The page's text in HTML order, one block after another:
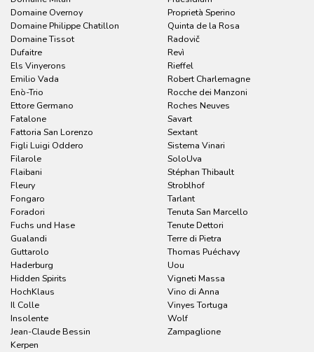
Domaine Overnoy
Domaine Philippe Chatillon
Domaine Tissot
Dufaitre
Els Vinyerons
Emilio Vada
Enò-Trio
Ettore Germano
Fatalone
Fattoria San Lorenzo
Figli Luigi Oddero
Filarole
Flaibani
Fleury
Fongaro
Foradori
Fuchs und Hase
Gualandi
Guttarolo
Haderburg
Hidden Spirits
HochKlaus
Il Colle
Insolente
Jean-Claude Bessin
Kerpen
Proprietà Sperino
Quinta de la Rosa
Radovič
Revì
Rieffel
Robert Charlemagne
Rocche dei Manzoni
Roches Neuves
Savart
Sextant
Sistema Vinari
SoloUva
Stéphan Thibault
Stroblhof
Tarlant
Tenuta San Marcello
Tenute Dettori
Terre di Pietra
Thomas Puéchavy
Uou
Vigneti Massa
Vino di Anna
Vinyes Tortuga
Wolf
Zampaglione